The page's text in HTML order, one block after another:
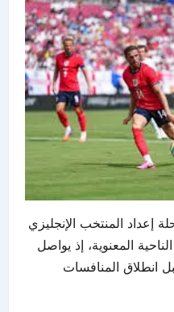
إعداد المنتخب الإنجليزي
خاصة من الناحية المعنوية، إذ يواصل
انطلاق المنافسات